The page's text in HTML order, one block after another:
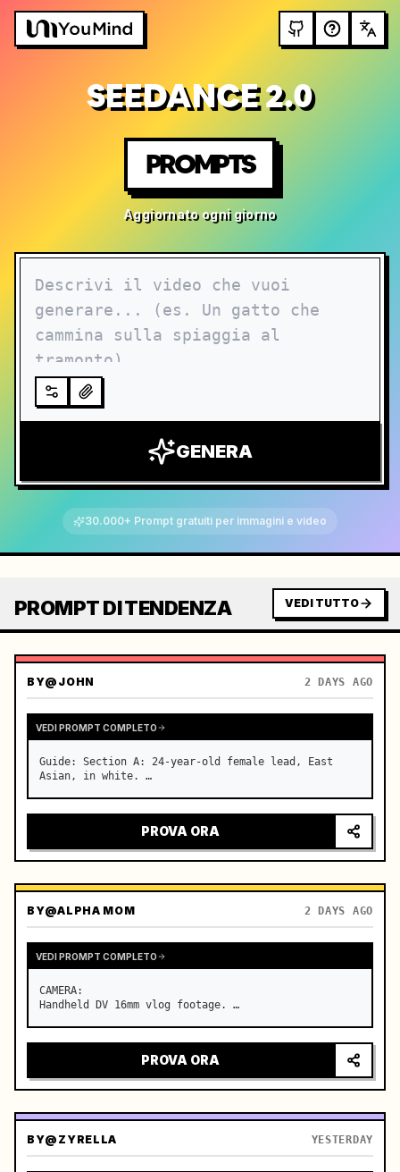
SEEDANCE 2.0
PROMPTS
Aggiornato ogni giorno
GENERA
30.000+ Prompt gratuiti per immagini e video
PROMPT DI TENDENZA VEDI TUTTO
BY@JOHN 2 DAYS AGO
VEDI PROMPT COMPLETO
Guide: Section A: 24-year-old female lead, East
Asian, in white. …
PROVA ORA
BY@ALPHA MOM 2 DAYS AGO
VEDI PROMPT COMPLETO
CAMERA:
Handheld DV 16mm vlog footage. …
PROVA ORA
BY@ZYRELLA YESTERDAY